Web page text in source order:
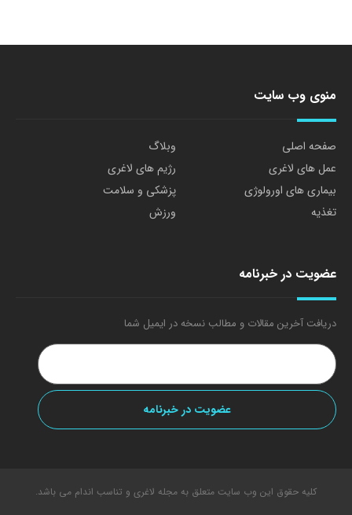
منوی وب سایت
صفحه اصلی
وبلاگ
عمل های لاغری
رژیم های لاغری
بیماری های اورولوژی
پزشکی و سلامت
تغذیه
ورزش
عضویت در خبرنامه
دریافت آخرین مقالات و مطالب نسخه در ایمیل شما
کلیه حقوق این وب سایت متعلق به مجله لاغری و تناسب اندام می باشد.